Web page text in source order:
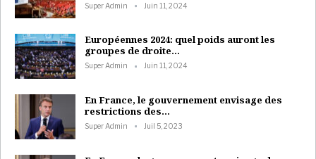
Super Admin Juin 11, 2024
Européennes 2024: quel poids auront les
groupes de droite…
Super Admin Juin 11, 2024
En France, le gouvernement envisage des
restrictions des…
Super Admin Juil 5, 2023